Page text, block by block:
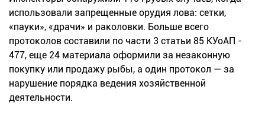
использовали запрещенные орудия лова: сетки,
«пауки», «драчи» и раколовки. Больше всего
протоколов составили по части 3 статьи 85 КУоАП -
477, еще 24 материала оформили за незаконную
покупку или продажу рыбы, а один протокол — за
нарушение порядка ведения хозяйственной
деятельности.